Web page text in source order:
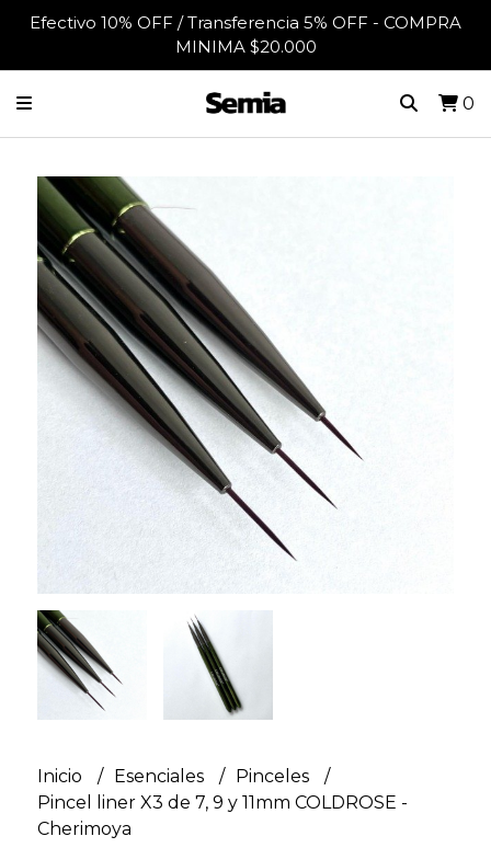
Efectivo 10% OFF / Transferencia 5% OFF - COMPRA
MINIMA $20.000
0
Inicio Esenciales
Pinceles
Pincel liner X3 de 7, 9 y 11mm COLDROSE -
Cherimoya